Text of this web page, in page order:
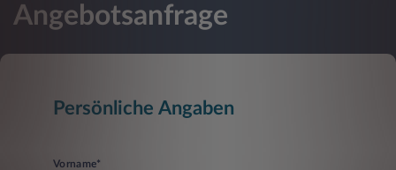
Angebotsanfrage
Persönliche Angaben
Vorname*